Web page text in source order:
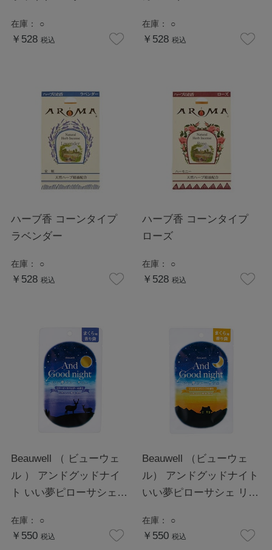
在庫： ○
￥528 税込
在庫： ○
￥528 税込
ハーブ香 コーンタイプ
ラベンダー
在庫： ○
￥528 税込
ハーブ香 コーンタイプ
ローズ
在庫： ○
￥528 税込
Beauwell （ ビューウェ
ル ） アンドグッドナイ
ト いい夢ピローサシェ
在庫： ○
￥550 税込
Beauwell （ビューウェ
ル） アンドグッドナイト
いい夢ピローサシェ リラ
在庫： ○
￥550 税込